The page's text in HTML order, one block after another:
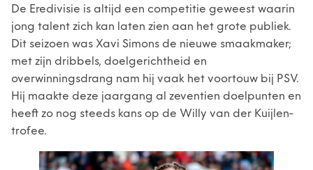
De Eredivisie is altijd een competitie geweest waarin
jong talent zich kan laten zien aan het grote publiek.
Dit seizoen was Xavi Simons de nieuwe smaakmaker;
met zijn dribbels, doelgerichtheid en
overwinningsdrang nam hij vaak het voortouw bij PSV.
Hij maakte deze jaargang al zeventien doelpunten en
heeft zo nog steeds kans op de Willy van der Kuijlen-
trofee.